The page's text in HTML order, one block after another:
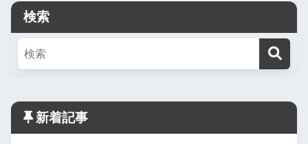
検索
新着記事